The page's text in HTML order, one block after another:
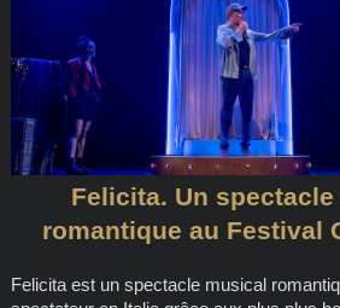
Felicita. Un
romantique au Festival
Felicita est un spectacle musical